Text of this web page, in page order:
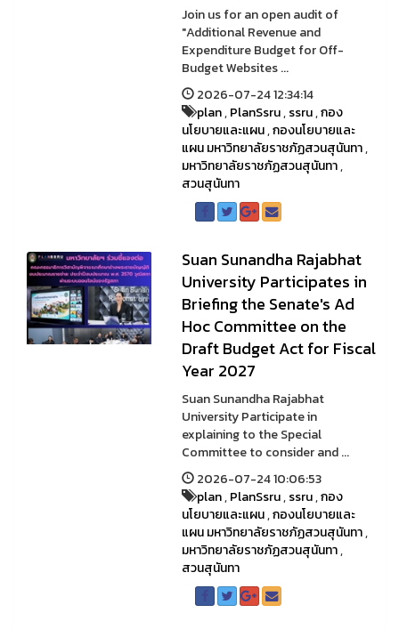
Join us for an open audit of
"Additional Revenue and
Expenditure Budget for Off-
Budget Websites ...
2026-07-24 12:34:14
plan,PlanSsru,ssru,กอง
นโยบายและแผน,กองนโยบายและ
แผน มหาวิทยาลัยราชภัฏสวนสุนันทา,
มหาวิทยาลัยราชภัฏสวนสุนันทา,
สวนสุนันทา
Suan Sunandha Rajabhat
University Participates in
Briefing the Senate's Ad
Hoc Committee on the
Draft Budget Act for Fiscal
Year 2027
Suan Sunandha Rajabhat
University Participate in
explaining to the Special
Committee to consider and ...
2026-07-24 10:06:53
plan,PlanSsru,ssru,กอง
นโยบายและแผน,กองนโยบายและ
แผน มหาวิทยาลัยราชภัฏสวนสุนันทา,
มหาวิทยาลัยราชภัฏสวนสุนันทา,
สวนสุนันทา